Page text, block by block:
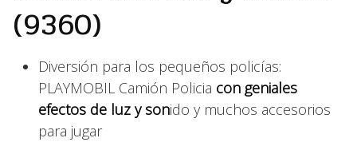
(9360)
Diversión para los pequeños policías:
PLAYMOBIL Camión Policia con geniales
efectos de luz y sonido y muchos accesorios
para jugar